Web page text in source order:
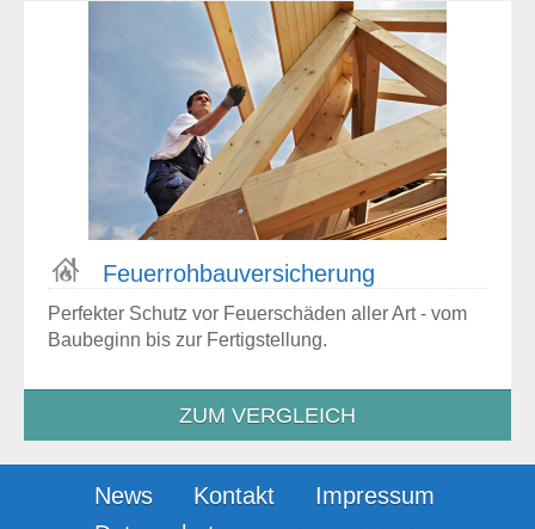
Feuer­roh­bau­versiche­rung
Perfekter Schutz vor Feuerschäden aller Art - vom
Baubeginn bis zur Fertigstellung.
ZUM VERGLEICH
News Kontakt
Impressum